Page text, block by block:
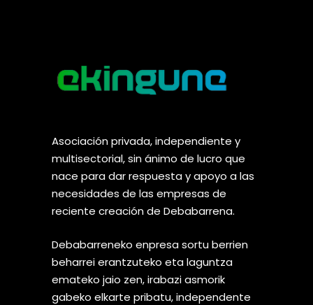
Asociación privada, independiente y
multisectorial, sin ánimo de lucro que
nace para dar respuesta y apoyo a las
necesidades de las empresas de
reciente creación de Debabarrena.
Debabarreneko enpresa sortu berrien
beharrei erantzuteko eta laguntza
emateko jaio zen, irabazi asmorik
gabeko elkarte pribatu, independente